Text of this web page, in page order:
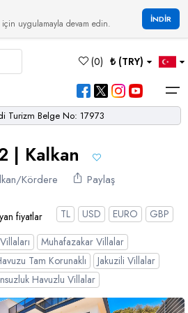
uygulamayla devam edin. İNDİR
(0) ₺ (TRY)
Olan Villalar
Turizm Belge No: 17973
| Kalkan
Kördere Paylaş
fiyatlar TL USD EURO
GBP
Muhafazakar Villalar
Tam Korunaklı
Jakuzili Villalar
Havuzlu Villalar
Italian Russian
- €
Dolar
USD
>